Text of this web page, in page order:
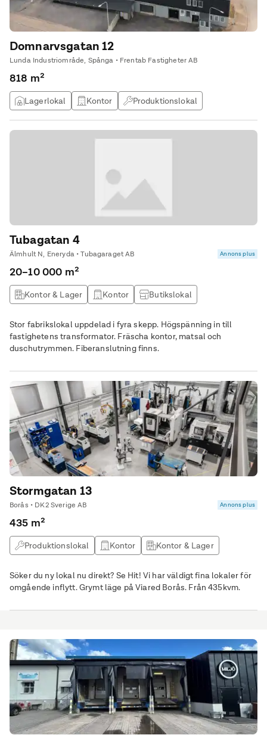
Domnarvsgatan 12
Lunda Industriområde, Spånga • Frentab Fastigheter AB
818 m²
Lagerlokal Kontor
Produktionslokal
Övrig lokal
Tubagatan 4
Älmhult N, Eneryda • Tubagaraget AB Annons plus
20–10 000 m²
Kontor & Lager Kontor
Butikslokal
Stor fabrikslokal uppdelad i fyra skepp. Högspänning in till
fastighetens transformator. Fräscha kontor, matsal och
duschutrymmen. Fiberanslutning finns.
Stormgatan 13
Borås • DK2 Sverige AB Annons plus
435 m²
Produktionslokal Kontor
Kontor & Lager
Söker du ny lokal nu direkt? Se Hit! Vi har väldigt fina lokaler för
omgående inflytt. Grymt läge på Viared Borås. Från 435kvm.